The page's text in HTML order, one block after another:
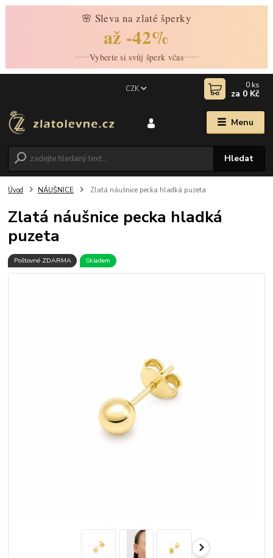
🌸 Sleva na zlaté šperky
až -42%
Vyberte si svůj šperk včas
Menu
CZK
Hledat
0 ks
za 0 Kč
Úvod NÁUŠNICE Zlatá náušnice pecka hladká puzeta
Zlatá náušnice pecka hladká
puzeta
Poštovné ZDARMA Skladem